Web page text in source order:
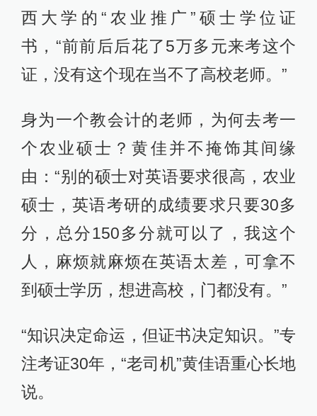
西大学的“农业推广”硕士学位证
书，“前前后后花了5万多元来考这个
证，没有这个现在当不了高校老师。”
身为一个教会计的老师，为何去考一
个农业硕士？黄佳并不掩饰其间缘
由：“别的硕士对英语要求很高，农业
硕士，英语考研的成绩要求只要30多
分，总分150多分就可以了，我这个
人，麻烦就麻烦在英语太差，可拿不
到硕士学历，想进高校，门都没有。”
“知识决定命运，但证书决定知识。”专
注考证30年，“老司机”黄佳语重心长地
说。